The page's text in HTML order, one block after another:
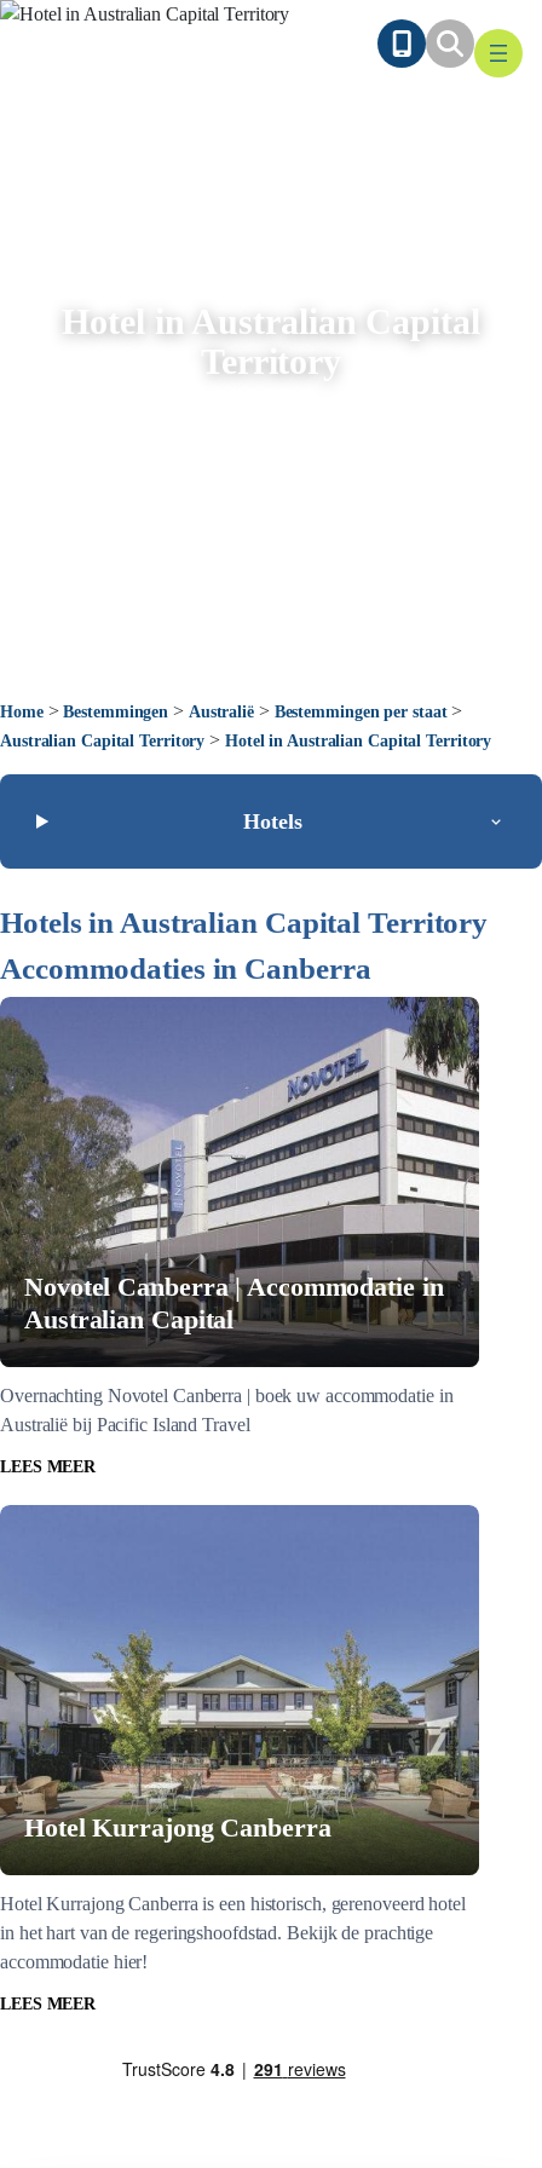
Ga
Hotel in Australian Capital
Territory
Home>Bestemmingen > Australië> Bestemmingen per staat>
Australian Capital Territory > Hotel in Australian Capital Territory
Hotels
Hotels in Australian Capital Territory
Accommodaties in Canberra
Novotel Canberra | Accommodatie in
Australian Capital
Overnachting Novotel Canberra | boek uw accommodatie in
Australië bij Pacific Island Travel
LEES MEER
Hotel Kurrajong Canberra
Hotel Kurrajong Canberra is een historisch, gerenoveerd hotel
in het hart van de regeringshoofdstad. Bekijk de prachtige
accommodatie hier!
LEES MEER